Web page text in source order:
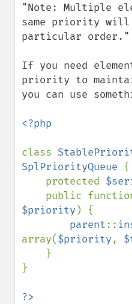
"Note: Multiple
same priority will
particular order."
If you need
priority to
you can use
<?php
class
SplPriorityQueue {
    protected
public
$priority ) {
parent::
array($priority,
}
?>